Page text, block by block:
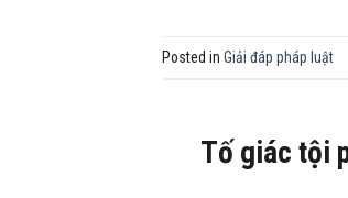
Posted in Giải đáp pháp luật
Tố giác tội